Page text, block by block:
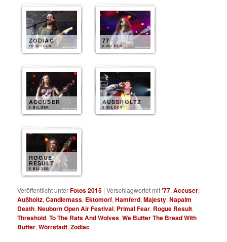
ZODIAC
10 BILDER
77
6 BILDER
ACCUSER
6 BILDER
AUSSHOLTZ
5 BILDER
ROGUE
RESULT
6 BILDER
Veröffentlicht unterFotos 2015 |Verschlagwortet mit'77,Accuser,
Außholtz,Candlemass, Ektomorf,Hamferd,Majesty,Napalm
Death,Neuborn Open Air Festival, Primal Fear, Rogue Result,
Threshold,To The Rats And Wolves,We Butter The Bread With
Butter,Wörrstadt,Zodiac